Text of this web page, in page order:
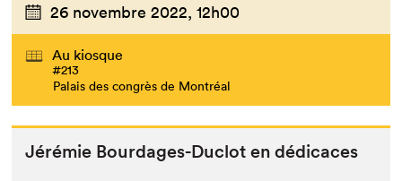
26 novembre 2022, 12h00
Au kiosque
#213
Palais des congrès de Montréal
Jérémie Bourdages-Duclot en dédicaces